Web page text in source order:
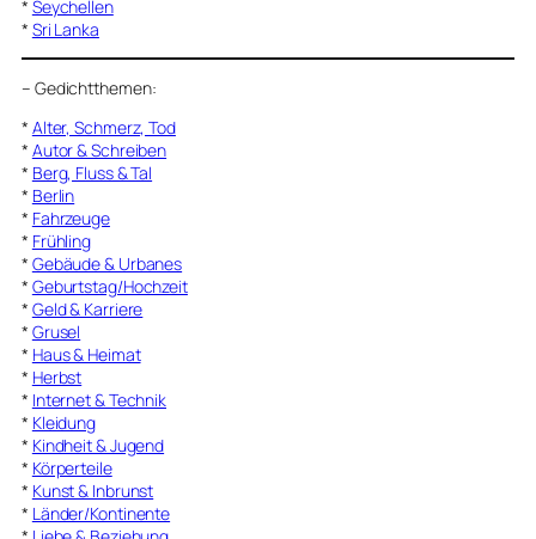
* Seychellen
* Sri Lanka
– Gedichtthemen:
* Alter, Schmerz, Tod
* Autor & Schreiben
* Berg, Fluss & Tal
* Berlin
* Fahrzeuge
* Frühling
* Gebäude & Urbanes
* Geburtstag/Hochzeit
* Geld & Karriere
* Grusel
* Haus & Heimat
* Herbst
* Internet & Technik
* Kleidung
* Kindheit & Jugend
* Körperteile
* Kunst & Inbrunst
* Länder/Kontinente